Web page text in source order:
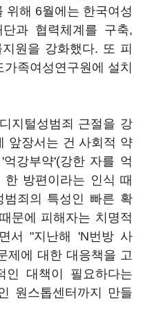
위해 6월에는 한국여성
단과 협력체계를 구축,
원을 강화했다. 또 피
족여성연구원에 설치
지털성범죄 근절을 강
앞장서는 건 사회적 약
강부약'(강한 자를 억
방편이라는 인식 때
범죄의 특성인 빠른 확
문에 피해자는 치명적
서 "지난해 'N번방 사
제에 대한 대응책을 고
인 대책이 필요하다는
원스톱센터까지 만들